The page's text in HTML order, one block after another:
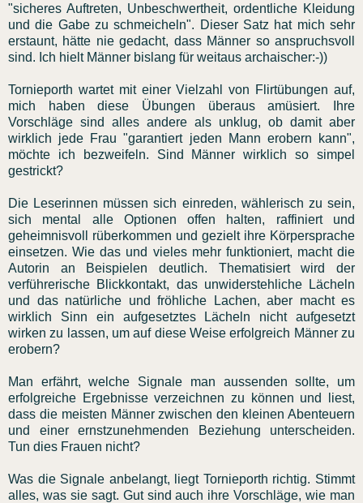
"sicheres Auftreten, Unbeschwertheit, ordentliche Kleidung
und die Gabe zu schmeicheln". Dieser Satz hat mich sehr
erstaunt, hätte nie gedacht, dass Männer so anspruchsvoll
sind. Ich hielt Männer bislang für weitaus archaischer:-))
Tornieporth wartet mit einer Vielzahl von Flirtübungen auf,
mich haben diese Übungen überaus amüsiert. Ihre
Vorschläge sind alles andere als unklug, ob damit aber
wirklich jede Frau "garantiert jeden Mann erobern kann",
möchte ich bezweifeln. Sind Männer wirklich so simpel
gestrickt?
Die Leserinnen müssen sich einreden, wählerisch zu sein,
sich mental alle Optionen offen halten, raffiniert und
geheimnisvoll rüberkommen und gezielt ihre Körpersprache
einsetzen. Wie das und vieles mehr funktioniert, macht die
Autorin an Beispielen deutlich. Thematisiert wird der
verführerische Blickkontakt, das unwiderstehliche Lächeln
und das natürliche und fröhliche Lachen, aber macht es
wirklich Sinn ein aufgesetztes Lächeln nicht aufgesetzt
wirken zu lassen, um auf diese Weise erfolgreich Männer zu
erobern?
Man erfährt, welche Signale man aussenden sollte, um
erfolgreiche Ergebnisse verzeichnen zu können und liest,
dass die meisten Männer zwischen den kleinen Abenteuern
und einer ernstzunehmenden Beziehung unterscheiden.
Tun dies Frauen nicht?
Was die Signale anbelangt, liegt Tornieporth richtig. Stimmt
alles, was sie sagt. Gut sind auch ihre Vorschläge, wie man